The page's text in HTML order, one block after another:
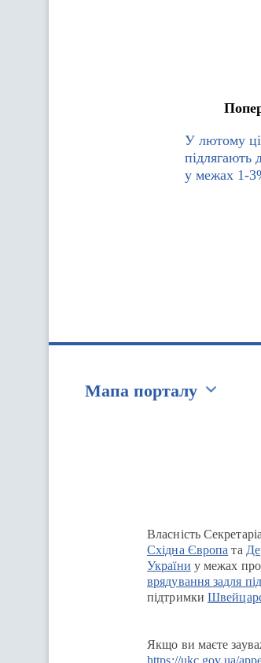
У лютому
підлягають
у межах 1-
Мапа порталу
Власність
Східна Європа та
України у межах
врядування задля
підтримки
Якщо ви маєте
https://ukc.gov.ua/